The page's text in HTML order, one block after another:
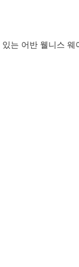
있는 어반 웰니스 웨